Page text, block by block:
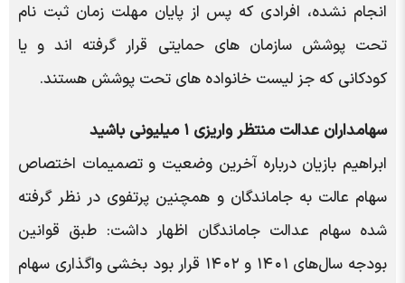
انجام نشده، افرادی که پس از پایان مهلت زمان ثبت نام
تحت پوشش سازمان های حمایتی قرار گرفته اند و یا
کودکانی که جز لیست خانواده های تحت پوشش هستند.
سهامداران عدالت منتظر واریزی ۱ میلیونی باشید
ابراهیم بازیان درباره آخرین وضعیت و تصمیمات اختصاص
سهام عالت به جاماندگان و همچنین پرتفوی در نظر گرفته
شده سهام عدالت جاماندگان اظهار داشت: طبق قوانین
بودجه سال‌های ١۴٠١ و ١۴٠٢ قرار بود بخشی واگذاری سهام